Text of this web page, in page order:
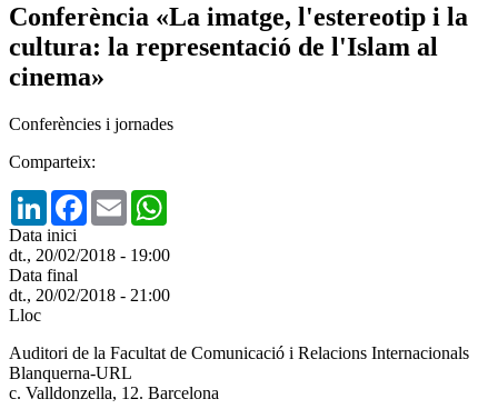
Conferència «La imatge, l'estereotip i la
cultura: la representació de l'Islam al
cinema»
Conferències i jornades
Comparteix:
LinkedInFacebook
Email
Data inici
dt., 20/02/2018 - 19:00
Data final
dt., 20/02/2018 - 21:00
Lloc
Auditori de la Facultat de Comunicació i Relacions Internacionals
Blanquerna-URL
c. Valldonzella, 12. Barcelona